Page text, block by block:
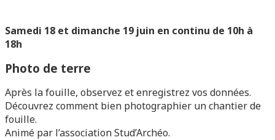
Samedi 18 et dimanche 19 juin en continu de 10h à
18h
Photo de terre
Après la fouille, observez et enregistrez vos données.
Découvrez comment bien photographier un chantier de
fouille.
Animé par l’association Stud’Archéo.